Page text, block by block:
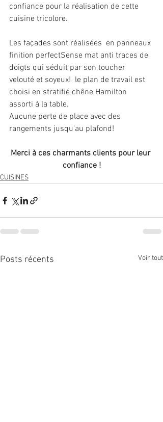
confiance pour la réalisation de cette
cuisine tricolore.
Les façades sont réalisées  en panneaux
finition perfectSense mat anti traces de
doigts qui séduit par son toucher
velouté et soyeux!  le plan de travail est
choisi en stratifié chêne Hamilton
assorti à la table.
Aucune perte de place avec des
rangements jusqu'au plafond!
Merci à ces charmants clients pour leur
confiance !
CUISINES
Posts récents Voir tout